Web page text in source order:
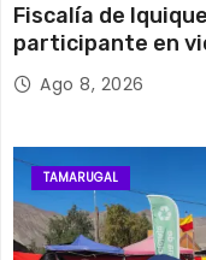
Fiscalía de
participante en
Ago 8, 2026
TAMARUGAL